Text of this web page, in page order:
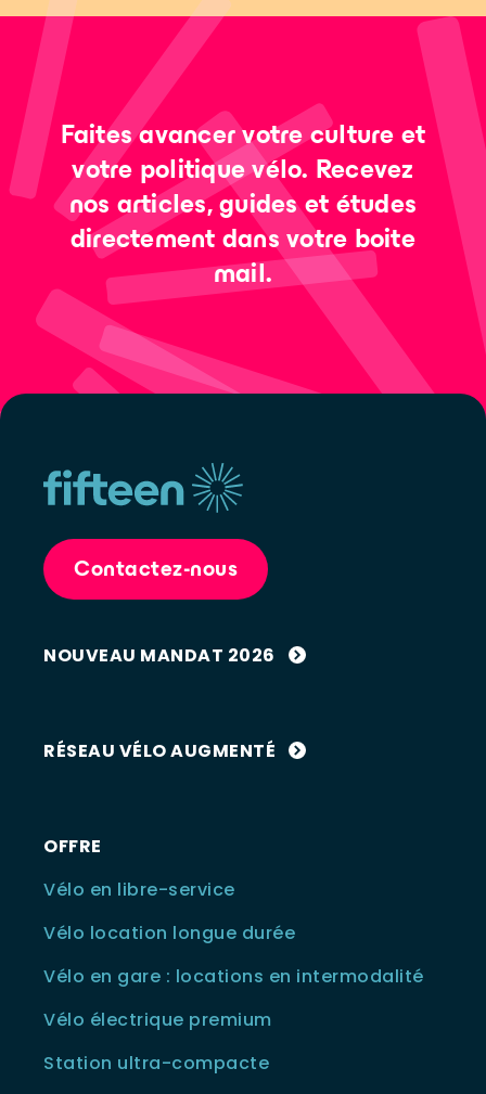
Faites avancer votre culture et
votre politique vélo. Recevez
nos articles, guides et études
directement dans votre boite
mail.
Contactez-nous
NOUVEAU MANDAT 2026
RÉSEAU VÉLO AUGMENTÉ
OFFRE
Vélo en libre-service
Vélo location longue durée
Vélo en gare : locations en intermodalité
Vélo électrique premium
Station ultra-compacte